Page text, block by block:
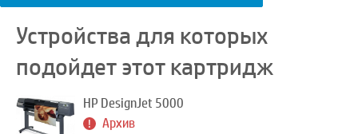
Устройства для которых
подойдет этот картридж
HP DesignJet 5000
Архив